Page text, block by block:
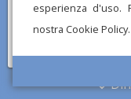
esperienza d'uso.
nostra Cookie Policy.